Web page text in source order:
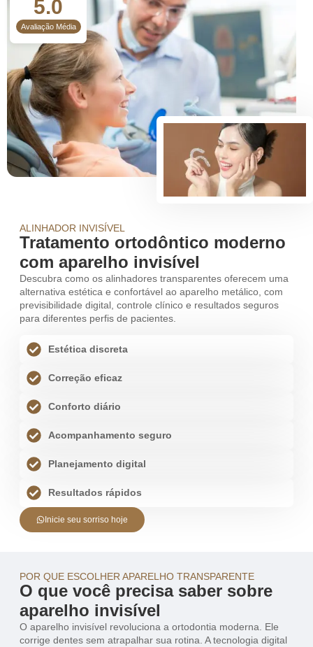
5.0
Avaliação Média
ALINHADOR INVISÍVEL
Tratamento ortodôntico moderno
com aparelho invisível
Descubra como os alinhadores transparentes oferecem uma
alternativa estética e confortável ao aparelho metálico, com
previsibilidade digital, controle clínico e resultados seguros
para diferentes perfis de pacientes.
Estética discreta
Correção eficaz
Conforto diário
Acompanhamento seguro
Planejamento digital
Resultados rápidos
Inicie seu sorriso hoje
POR QUE ESCOLHER APARELHO TRANSPARENTE
O que você precisa saber sobre
aparelho invisível
O aparelho invisível revoluciona a ortodontia moderna. Ele
corrige dentes sem atrapalhar sua rotina. A tecnologia digital